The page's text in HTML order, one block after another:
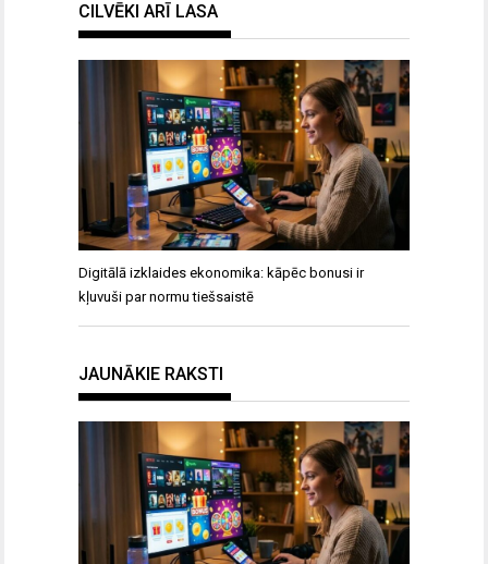
CILVĒKI ARĪ LASA
Digitālā izklaides ekonomika: kāpēc bonusi ir
kļuvuši par normu tiešsaistē
JAUNĀKIE RAKSTI